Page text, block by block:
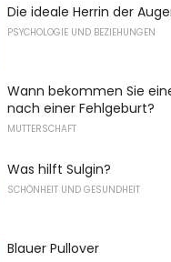
Die ideale Herrin der
PSYCHOLOGIE UND BEZIEHUNGEN
Wann bekommen Sie
nach einer Fehlgeburt?
MUTTERSCHAFT
Was hilft Sulgin?
SCHÖNHEIT UND GESUNDHEIT
Blauer Pullover